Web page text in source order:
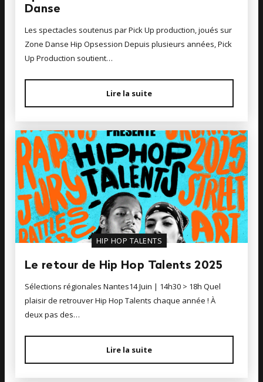
Danse
Les spectacles soutenus par Pick Up production, joués sur
Zone Danse Hip Opsession Depuis plusieurs années, Pick
Up Production soutient…
Lire la suite
HIP HOP TALENTS
Le retour de Hip Hop Talents 2025
Sélections régionales Nantes14 Juin | 14h30 > 18h Quel
plaisir de retrouver Hip Hop Talents chaque année ! À
deux pas des…
Lire la suite